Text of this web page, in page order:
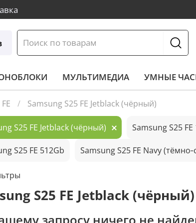
МУЛЬТИМЕДИА УМНЫЕ
Samsung S25 FE Jetblack (чёрный)
S25 FE Jetblack (чёрный) Samsung S25 FE
S25 FE 512Gb Samsung S25 FE Navy
S25 FE Jetblack (чёрный)